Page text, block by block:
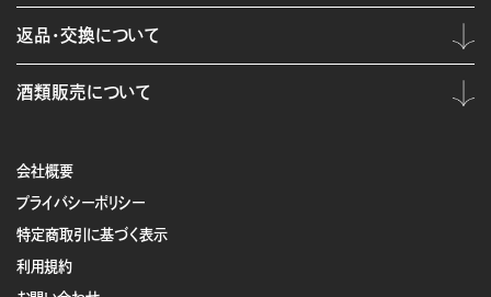
会社概要
プライバシーポリシー
特定商取引に基づく表示
利用規約
返品・交換について
酒類販売について